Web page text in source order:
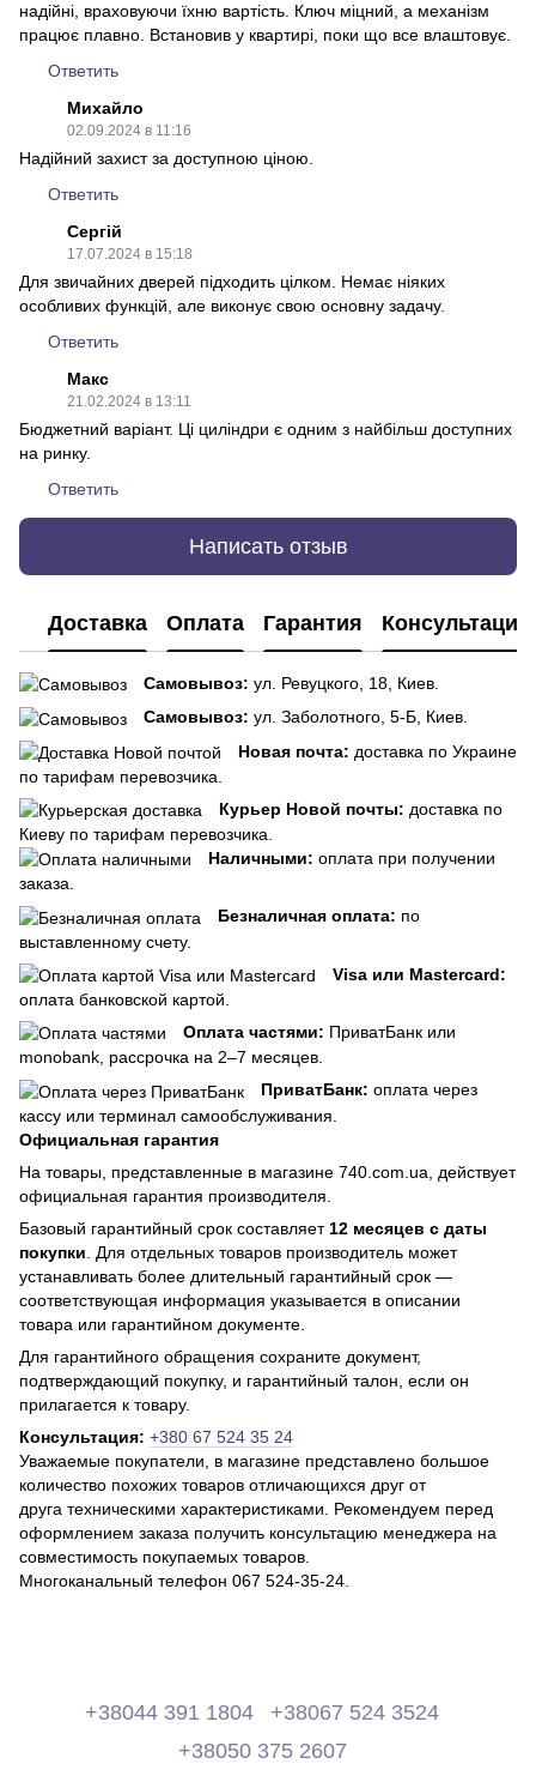
надійні, враховуючи їхню вартість. Ключ міцний, а механізм
працює плавно. Встановив у квартирі, поки що все влаштовує.
Ответить
Михайло
02.09.2024 в 11:16
Надійний захист за доступною ціною.
Ответить
Сергій
17.07.2024 в 15:18
Для звичайних дверей підходить цілком. Немає ніяких
особливих функцій, але виконує свою основну задачу.
Ответить
Макс
21.02.2024 в 13:11
Бюджетний варіант. Ці циліндри є одним з найбільш доступних
на ринку.
Ответить
Написать отзыв
Доставка Оплата Гарантия Консультация
Самовывоз: ул. Ревуцкого, 18, Киев.
Самовывоз: ул. Заболотного, 5-Б, Киев.
Новая почта: доставка по Украине
по тарифам перевозчика.
Курьер Новой почты: доставка по
Киеву по тарифам перевозчика.
Наличными: оплата при получении
заказа.
Безналичная оплата: по
выставленному счету.
Visa или Mastercard:
оплата банковской картой.
Оплата частями: ПриватБанк или
monobank, рассрочка на 2–7 месяцев.
ПриватБанк: оплата через
кассу или терминал самообслуживания.
Официальная гарантия
На товары, представленные в магазине 740.com.ua, действует
официальная гарантия производителя.
Базовый гарантийный срок составляет 12 месяцев с даты
покупки . Для отдельных товаров производитель может
устанавливать более длительный гарантийный срок —
соответствующая информация указывается в описании
товара или гарантийном документе.
Для гарантийного обращения сохраните документ,
подтверждающий покупку, и гарантийный талон, если он
прилагается к товару.
Консультация: +380 67 524 35 24
Уважаемые покупатели, в магазине представлено большое
количество похожих товаров отличающихся друг от
друга техническими характеристиками. Рекомендуем перед
оформлением заказа получить консультацию менеджера на
совместимость покупаемых товаров.
Многоканальный телефон 067 524-35-24.
+38044 391 1804
+38067 524 3524
+38050 375 2607